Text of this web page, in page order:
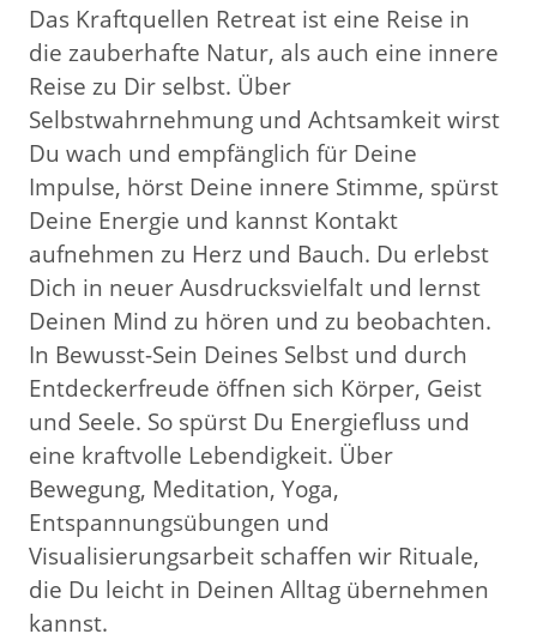
Das Kraftquellen Retreat ist eine Reise in
die zauberhafte Natur, als auch eine innere
Reise zu Dir selbst. Über
Selbstwahrnehmung und Achtsamkeit wirst
Du wach und empfänglich für Deine
Impulse, hörst Deine innere Stimme, spürst
Deine Energie und kannst Kontakt
aufnehmen zu Herz und Bauch. Du erlebst
Dich in neuer Ausdrucksvielfalt und lernst
Deinen Mind zu hören und zu beobachten.
In Bewusst-Sein Deines Selbst und durch
Entdeckerfreude öffnen sich Körper, Geist
und Seele. So spürst Du Energiefluss und
eine kraftvolle Lebendigkeit. Über
Bewegung, Meditation, Yoga,
Entspannungsübungen und
Visualisierungsarbeit schaffen wir Rituale,
die Du leicht in Deinen Alltag übernehmen
kannst.